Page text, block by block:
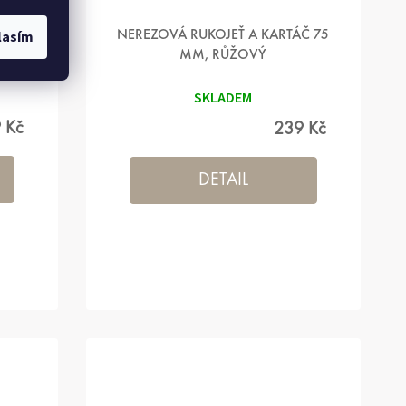
Kč
NEREZOVÁ RUKOJEŤ A KARTÁČ 75
MM, RŮŽOVÝ
SKLADEM
239 Kč
DETAIL